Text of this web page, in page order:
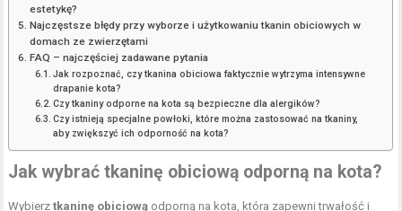
estetykę?
Najczęstsze błędy przy wyborze i użytkowaniu tkanin obiciowych w
domach ze zwierzętami
FAQ – najczęściej zadawane pytania
Jak rozpoznać, czy tkanina obiciowa faktycznie wytrzyma intensywne
drapanie kota?
Czy tkaniny odporne na kota są bezpieczne dla alergików?
Czy istnieją specjalne powłoki, które można zastosować na tkaniny,
aby zwiększyć ich odporność na kota?
Jak wybrać tkaninę obiciową odporną na kota?
Wybierztkaninę obiciową odporną na kota, która zapewni trwałość i